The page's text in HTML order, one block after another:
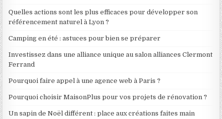
Quelles actions sont les plus efficaces pour développer son
référencement naturel à Lyon ?
Camping en été : astuces pour bien se préparer
Investissez dans une alliance unique au salon alliances Clermont
Ferrand
Pourquoi faire appel à une agence web à Paris ?
Pourquoi choisir MaisonPlus pour vos projets de rénovation ?
Un sapin de Noël différent : place aux créations faites main